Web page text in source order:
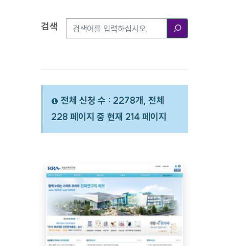
검색옵션
검색
전체 신청 수 : 2278개, 전체
228 페이지 중 현재 214 페이지